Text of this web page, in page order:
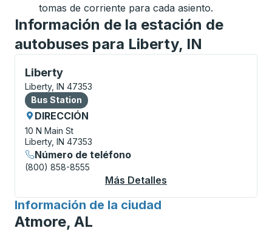
tomas de corriente para cada asiento.
Información de la estación de
autobuses para Liberty, IN
Liberty
Bus Station, utilice las teclas de flecha o la tecla
Liberty, IN 47353
Bus Station
Bus Station
DIRECCIÓN
10 N Main St
Liberty, IN 47353
Número de teléfono
(800) 858-8555
Más Detalles
Información de la ciudad
para
Atmore, AL